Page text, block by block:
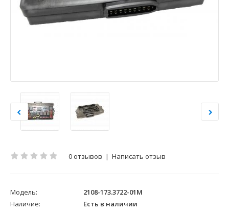
0 отзывов | Написать отзыв
Модель:
2108-173.3722-01М
Наличие:
Есть в наличии